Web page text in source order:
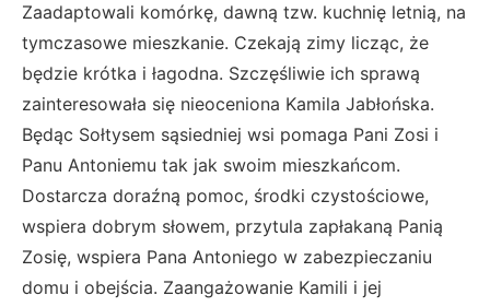
Zaadaptowali komórkę, dawną tzw. kuchnię letnią, na
tymczasowe mieszkanie. Czekają zimy licząc, że
będzie krótka i łagodna. Szczęśliwie ich sprawą
zainteresowała się nieoceniona Kamila Jabłońska.
Będąc Sołtysem sąsiedniej wsi pomaga Pani Zosi i
Panu Antoniemu tak jak swoim mieszkańcom.
Dostarcza doraźną pomoc, środki czystościowe,
wspiera dobrym słowem, przytula zapłakaną Panią
Zosię, wspiera Pana Antoniego w zabezpieczaniu
domu i obejścia. Zaangażowanie Kamili i jej